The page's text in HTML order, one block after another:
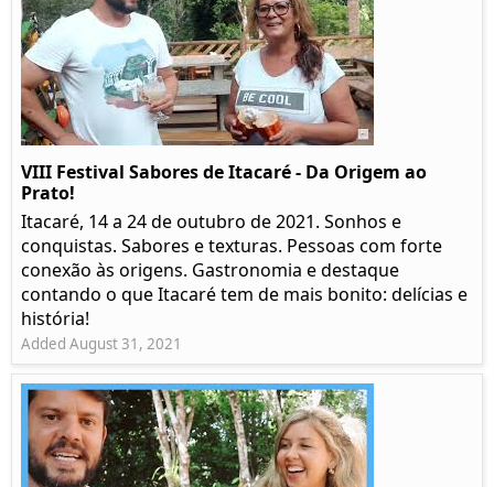
VIII Festival Sabores de Itacaré - Da Origem ao
Prato!
Itacaré, 14 a 24 de outubro de 2021. Sonhos e
conquistas. Sabores e texturas. Pessoas com forte
conexão às origens. Gastronomia e destaque
contando o que Itacaré tem de mais bonito: delícias e
história!
Added August 31, 2021